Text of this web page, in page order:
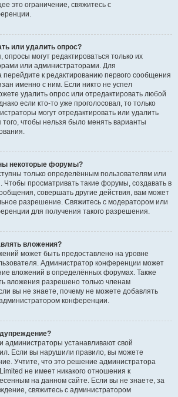
это ограничение, свяжитесь с
или удалить опрос?
опросы могут редактироваться только их
или администраторами. Для
перейдите к редактированию первого сообщения
именно с ним. Если никто не успел
удалить опрос или отредактировать любой
если кто-то уже проголосовал, то только
могут отредактировать или удалить
чтобы нельзя было менять варианты
некоторые форумы?
только определённым пользователям или
Чтобы просматривать такие форумы, создавать в
совершать другие действия, вам может
разрешение. Свяжитесь с модератором или
для получения такого разрешения.
вложения?
может быть предоставлено на уровне
Администратор конференции может
вложений в определённых форумах. Также
вложения разрешено только членам
вы не знаете, почему не можете добавлять
конференции.
администраторы устанавливают свой
Если вы нарушили правило, вы можете
Учтите, что это решение администратора
не имеет никакого отношения к
на данном сайте. Если вы не знаете, за
свяжитесь с администратором